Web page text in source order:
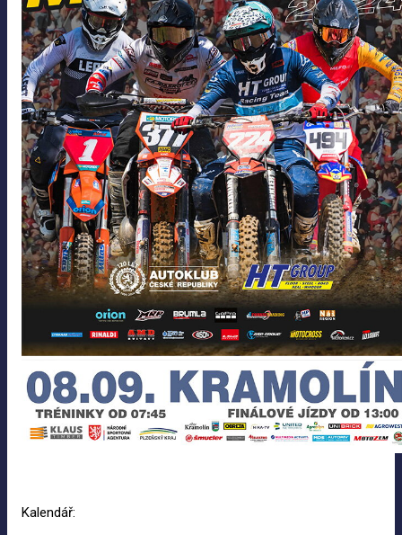
Kalendář: